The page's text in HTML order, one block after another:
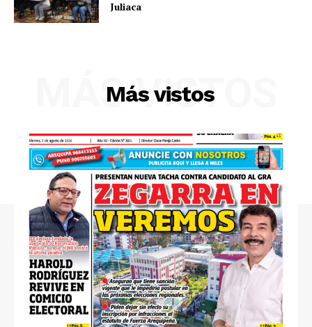
SUSCRIBETE
Juliaca
Más vistos
MÁS VISTOS